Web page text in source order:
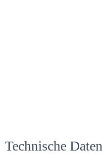
Technische Daten